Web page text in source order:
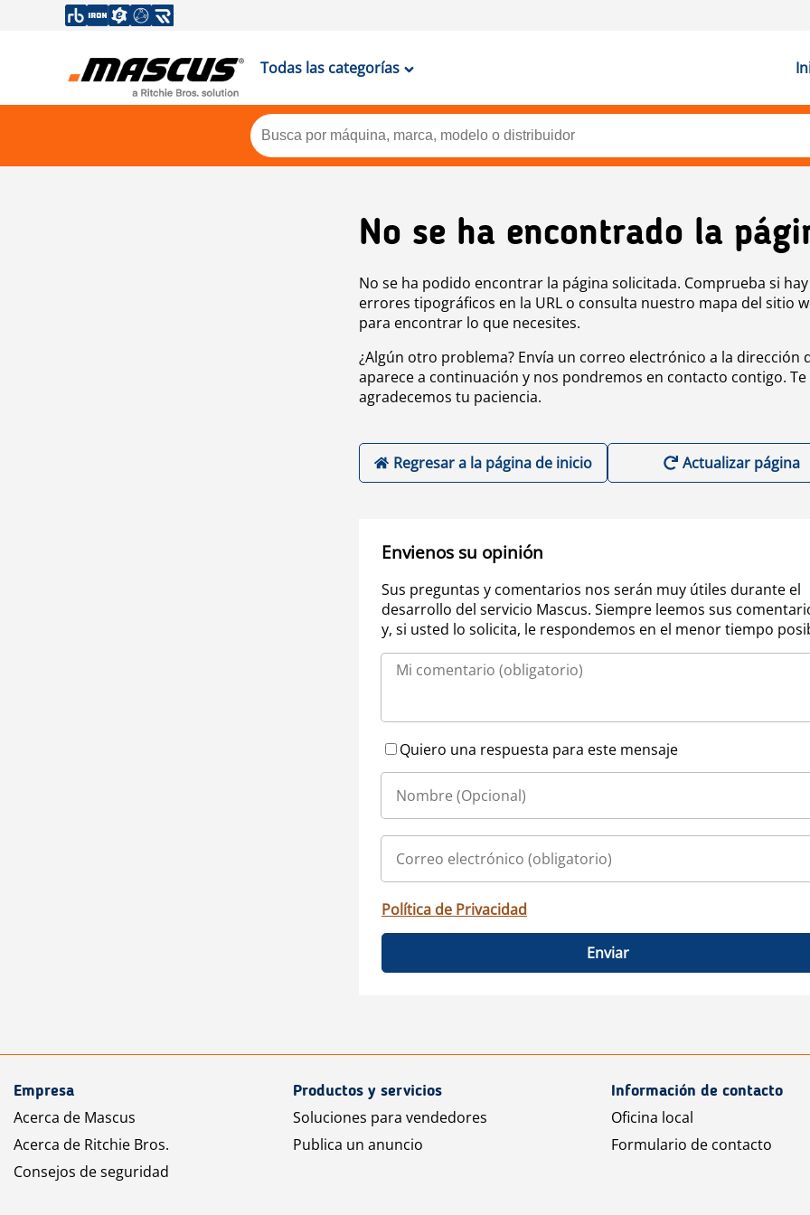
Todas las categorías
No se ha encontrado la
No se ha podido encontrar la página solicitada. Comprueba si hay
errores tipográficos en la URL o consulta nuestro mapa del sitio
para encontrar lo que necesites.
¿Algún otro problema? Envía un correo electrónico a la dirección
aparece a continuación y nos pondremos en contacto contigo. Te
agradecemos tu paciencia.
Regresar a la página de inicio Actualizar página
Envienos su opinión
Sus preguntas y comentarios nos serán muy útiles durante el
desarrollo del servicio Mascus. Siempre leemos sus
y, si usted lo solicita, le respondemos en el menor tiempo
Quiero una respuesta para este mensaje
Política de Privacidad
Enviar
Empresa
Acerca de Mascus
Acerca de Ritchie Bros.
Consejos de seguridad
Productos y servicios
Soluciones para vendedores
Publica un anuncio
Información de contacto
Oficina local
Formulario de contacto